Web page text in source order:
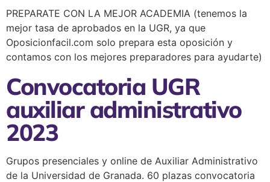
PREPARATE CON LA MEJOR ACADEMIA (tenemos la
mejor tasa de aprobados en la UGR, ya que
Oposicionfacil.com solo prepara esta oposición y
contamos con los mejores preparadores para ayudarte)
Convocatoria UGR
auxiliar administrativo
2023
Grupos presenciales y online de Auxiliar Administrativo
de la Universidad de Granada. 60 plazas convocatoria